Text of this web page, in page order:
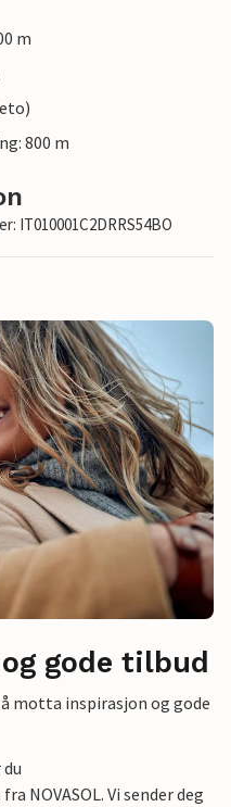
m
800 m
IT010001C2DRRS54BO
gode tilbud
motta inspirasjon og gode
NOVASOL. Vi sender deg